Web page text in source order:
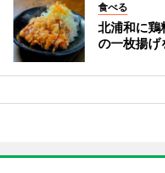
食べる
北浦和に
の一枚揚げ